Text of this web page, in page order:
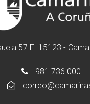
57 E. 15123 -
981 736 000